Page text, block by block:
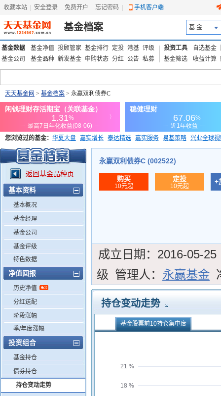
收藏本站 安全登录 免费开户 忘记密码 手机客户端
基金档案 基 金
基金数据 基金净值 投顾管家 基金排行 定投 港基 评级
基金公司
基金品种 新发基金 申购状态 分红 公告 私募
投资工具 自选基金
基金筛选
收益计算
天天基金网 > 基金档案 > 永赢双利债券C
您浏览过的基金： 华夏大盘 嘉实增长 泰达精选 嘉实服务 易基策略 兴业全球
添富优势 华安宏利 上证180价值ETF
返回基金品种页
基本资料
基本概况
基金经理
基金公司
基金评级
特色数据
净值回报
历史净值
分红送配
阶段涨幅
季/年度涨幅
投资组合
基金持仓
债券持仓
持仓变动走势
永赢双利债券C (002522)
购买
10元起
定投
10元起
+
成立日期： 2016-05-25
级 管理人： 永赢基金
持仓变动走势
基金股票前10持仓集中度
18 %
21 %